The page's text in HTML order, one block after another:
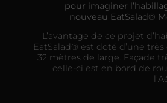
pour imaginer
nouveau EatSalad®
L’avantage de ce projet
EatSalad® est doté d’une
32 mètres de large. Façade
celle-ci est en bord de